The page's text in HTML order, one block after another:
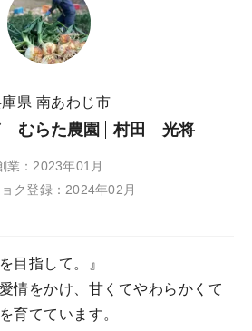
県 南あわじ市
むらた農園 村田 光将
業：2023年01月
ク登録：2024年02月
目指して。』
情をかけ、甘くてやわらかくて
育てています。